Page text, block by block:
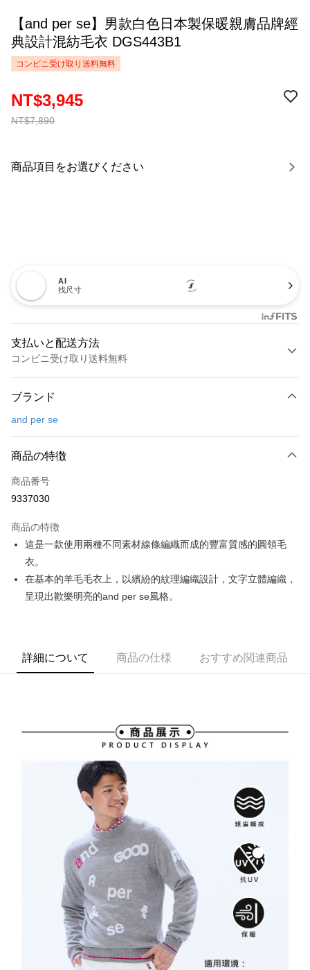
【and per se】男款白色日本製保暖親膚品牌經
典設計混紡毛衣 DGS443B1
コンビニ受け取り送料無料
NT$7,890
NT$3,945
商品項目をお選びください
AI
找尺寸
支払いと配送方法
コンビニ受け取り送料無料
クレジットカード1回払い
LINE Pay
Apple Pay
Easy Wallet
OP Pay Later
説明
【OP Pay Later 使用説明】
1. 本サービスは台湾大哥大によって提供され、台湾大哥大のユーザーは追
いの回数や支払い期限を選択し、支払いを確認すると取引が完了します。
3. 実際の承認額、分割回数および費用については、後続の取引確認ページ
内容についての説明はいたしかねます。
【支払い方法の説明】
1. 分割払いの金額は電信請求書に統合されず、「OP Pay Later」は毎月の
締め日後に支払いリマインダーのSMSを送信します。
2. SMSのリンクを通じて請求書を開いた後、「コンビニバーコード／台湾
大直営店舗／銀行振込／街口支払い／iPASS MONEY」などのチャネルで
支払いを選択できます。
【注意事項】
1. 本サービスは「台湾大哥大株式会社」（以下「当社」といいます）によ
って提供され、ユーザーが取引時に本サービスを通じて商品やサービスを
購入できるようにし、店舗が売買／分割払い売買の債権を当社に譲渡した
後、契約に基づいて当社の請求書で帳款を支払うことになります。
2. 「OP Pay Later」を利用する契約関係の目的から、店舗はあなたの個人
情報（名前、電話または住所を含む）を台湾大哥大に提供し、収集、処理
および利用するために、当社があなた本人と分割請求書に必要な情報の確
認、照合および修正を行います。
3. 完全なユーザーサービス規約については、以下のリンクを参照してくだ
AFTEE代金後払い
ウが表示されます。
2.SMSで認証してお支払い手続を進めてください。
5.商品受け取り時のお支払いは不要です。商品を確かめてから、SMSまた
はアプリの通知に従って、4大コンビニ、またはATM/オンラインバンキン
代金納付期限は最短で 14 日以内ですので、ご注意ください。AFTEE アプ
リをダウンロードして AFTEE 会員になるとお支払い期限を最長 45 日以内
まで延長できます。
お支払期限は、ショップが請求した期日と、AFTEEで延長できる日数をも
とに計算されます。AFTEEで注文すると、商品を受け取るまで支払い期限
を延長できますが、商品を期限内に受け取れない場合があります（例：予
約商品や商品到着日が比較的遅い商品）。そのため、商品到着の有無に関
わらず、AFTEEで指定された期限内にお支払いください。
二、支払い限度額
1.初回 AFTEEを ご利用の際に、認証結果及び当社の審査の結果に基づ
き、限度額が設定されます。
2.決済金額は最低NT$20です。
3.現在、台湾の会員のみご利用いただけます。
配送方法
萊爾富取貨付款
7-11取貨付款
付款後7-11取貨
ブランド
and per se
商品の特徴
商品番号
9337030
商品の特徴
這是一款使用兩種不同素材線條編織而成的豐富質感的圓領毛
衣。
在基本的羊毛毛衣上，以繽紛的紋理編織設計，文字立體編織，
呈現出歡樂明亮的and per se風格。
詳細について 商品の仕様 おすすめ関連商品